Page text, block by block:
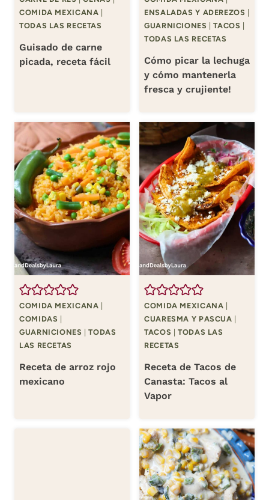
COMIDA MEXICANA
TODAS LAS RECETAS
Guisado de carne
picada, receta fácil
ENSALADAS Y ADEREZOS
GUARNICIONES
|TACOS
TODAS LAS RECETAS
Cómo picar la lechuga
y cómo mantenerla
fresca y crujiente!
COMIDA MEXICANA
COMIDAS
GUARNICIONES
|TODAS
LAS RECETAS
Receta de arroz rojo
mexicano
COMIDA MEXICANA
CUARESMA Y PASCUA
TACOS |TODAS LAS
RECETAS
Receta de Tacos de
Canasta: Tacos al
Vapor